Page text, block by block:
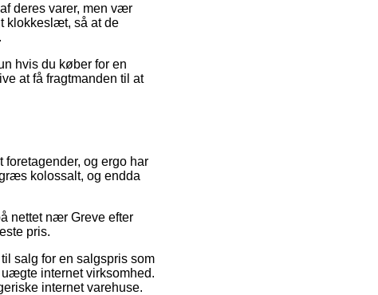
deres varer, men vær
klokkeslæt, så at de
hvis du køber for en
at få fragtmanden til at
og ergo har
kolossalt, og endda
nettet nær Greve efter
pris.
salg for en salgspris som
internet virksomhed.
internet varehuse.